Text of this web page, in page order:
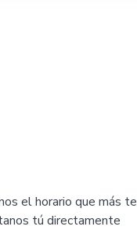
el horario que más te
tú directamente